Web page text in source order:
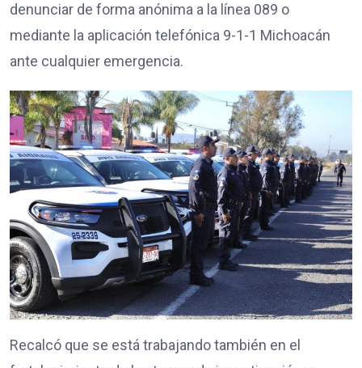
denunciar de forma anónima a la línea 089 o
mediante la aplicación telefónica 9-1-1 Michoacán
ante cualquier emergencia.
Recalcó que se está trabajando también en el